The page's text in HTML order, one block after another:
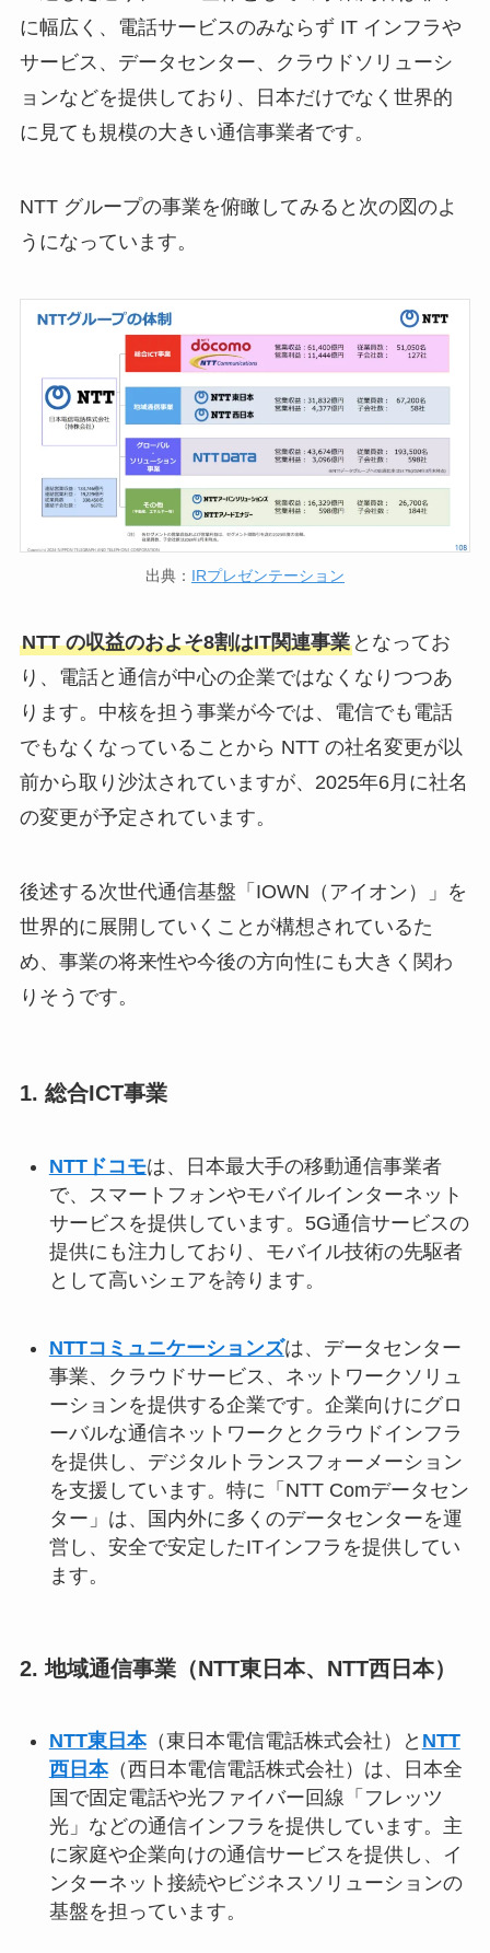
に幅広く、電話サービスのみならず IT インフラや
サービス、データセンター、クラウドソリューシ
ョンなどを提供しており、日本だけでなく世界的
に見ても規模の大きい通信事業者です。
NTT グループの事業を俯瞰してみると次の図のよ
うになっています。
出典： IRプレゼンテーション
NTT の収益のおよそ8割はIT関連事業となってお
り、電話と通信が中心の企業ではなくなりつつあ
ります。中核を担う事業が今では、電信でも電話
でもなくなっていることから NTT の社名変更が以
前から取り沙汰されていますが、2025年6月に社名
の変更が予定されています。
後述する次世代通信基盤「IOWN（アイオン）」を
世界的に展開していくことが構想されているた
め、事業の将来性や今後の方向性にも大きく関わ
りそうです。
1. 総合ICT事業
NTTドコモは、日本最大手の移動通信事業者
で、スマートフォンやモバイルインターネット
サービスを提供しています。5G通信サービスの
提供にも注力しており、モバイル技術の先駆者
として高いシェアを誇ります。
NTTコミュニケーションズは、データセンター
事業、クラウドサービス、ネットワークソリュ
ーションを提供する企業です。企業向けにグロ
ーバルな通信ネットワークとクラウドインフラ
を提供し、デジタルトランスフォーメーション
を支援しています。特に「NTT Comデータセン
ター」は、国内外に多くのデータセンターを運
営し、安全で安定したITインフラを提供してい
ます。
2. 地域通信事業（NTT東日本、NTT西日本）
NTT東日本（東日本電信電話株式会社）と NTT
西日本（西日本電信電話株式会社）は、日本全
国で固定電話や光ファイバー回線「フレッツ
光」などの通信インフラを提供しています。主
に家庭や企業向けの通信サービスを提供し、イ
ンターネット接続やビジネスソリューションの
基盤を担っています。